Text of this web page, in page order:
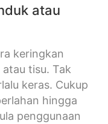
atau
keringkan
tisu. Tak
keras. Cukup
hingga
penggunaan